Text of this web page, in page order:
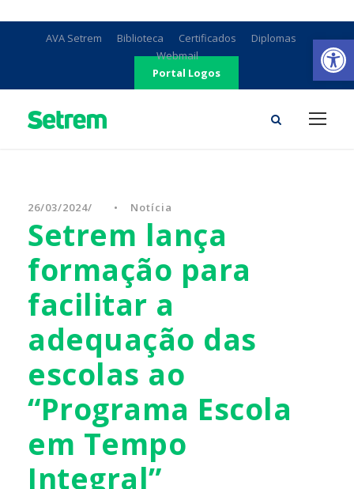
AVA Setrem Biblioteca Certificados
Diplomas
Webmail
Portal Logos
26/03/2024 • Notícia
Setrem lança
formação para
facilitar a
adequação das
escolas ao
“Programa Escola
em Tempo
Integral”